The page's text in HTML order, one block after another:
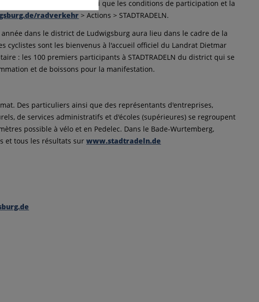
des bannières ainsi que les conditions de participation et la
radverkehr > Actions > STADTRADELN.
dans le district de Ludwigsburg aura lieu dans le cadre de la
cyclistes sont les bienvenus à l'accueil officiel du Landrat Dietmar
: les 100 premiers participants à STADTRADELN du district qui se
et de boissons pour la manifestation.
Des particuliers ainsi que des représentants d'entreprises,
de services administratifs et d'écoles (supérieures) se regroupent
possible à vélo et en Pedelec. Dans le Bade-Wurtemberg,
et tous les résultats surwww.stadtradeln.de